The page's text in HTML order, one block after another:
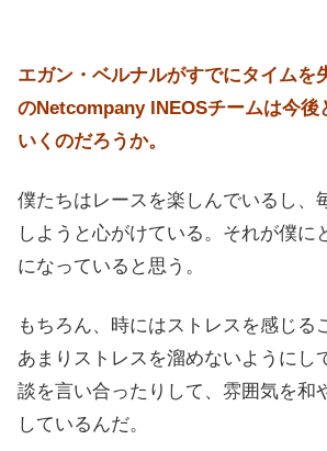
エガン・ベルナルがすでにタイムを
のNetcompany INEOSチームは今後
いくのだろうか。
僕たちはレースを楽しんでいるし、
しようと心がけている。それが僕に
になっていると思う。
もちろん、時にはストレスを感じる
あまりストレスを溜めないようにし
談を言い合ったりして、雰囲気を和
しているんだ。